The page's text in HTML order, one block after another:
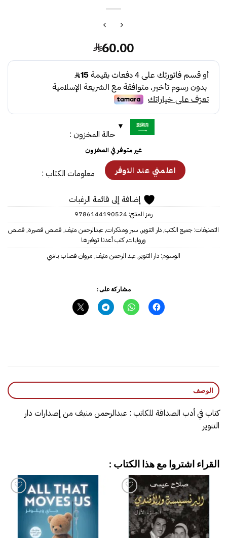
60.00
حالة المخزون :
غير متوفر في المخزون
معلومات الكتاب :
إضافة إلى قائمة الرغبات
رمز المنتج: 9786144190524
التصنيفات: جميع الكتب,دار التنوير, سير ومذكرات,عبدالرحمن منيف, قصص قصيرة, قصص
وروايات,كتب أعدنا توفيرها
الوسوم:دار التنوير,عبد الرحمن منيف, مروان قصاب باشي
مشاركة على :
الوصف
كتاب في أدب الصداقة للكاتب : عبدالرحمن منيف من إصدارات دار
التنوير
القراء اشتروا مع هذا الكتاب :
إضافة
إلى
قائمة
الرغبات